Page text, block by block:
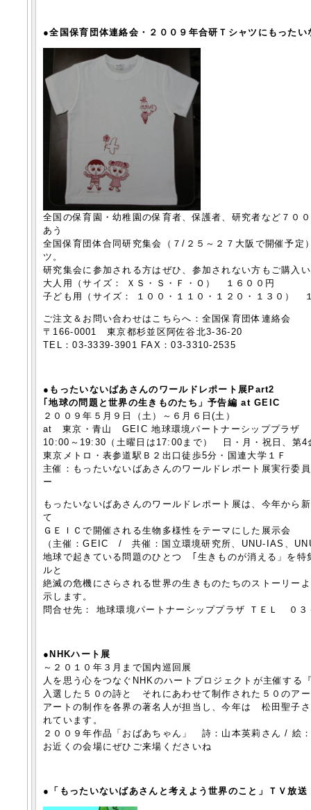
●全国保育団体連絡会・２００９年合研Ｔシャツにもったい
全国の保育園・幼稚園の保育者、保護者、研究者など７０
あう
全国保育団体合同研究集会（７/２５～２７大阪で開催予定
ツ。
研究集会に参加される方はぜひ、参加されない方もご購入
大人用（サイズ： ＸＳ・Ｓ・Ｆ・Ｏ） １６００円
子ども用（サイズ： １００・１１０・１２０・１３０）
ご注文＆お問い合わせはこちらへ：全国保育団体連絡会
〒166-0001 東京都杉並区阿佐谷北3-36-20
TEL：03-3339-3901 FAX：03-3310-2535
●もったいないばあさんのワールドレポート展Part2
｢地球の問題と世界の生きものたち」予告編 at GEIC
２００９年５月９日（土）～６月６日(土）
at 東京・青山 GEIC 地球環境パートナーシッププラザ
10:00～19:30（土曜日は17:00まで） 日・月・祝日、第4
東京メトロ・表参道駅Ｂ２出口徒歩5分・国連大学１Ｆ
主催：もったいないばあさんのワールドレポート展実行
ー
もったいないばあさんのワールドレポート展は、今年から
て
ＧＥＩＣで開催される生物多様性をテーマにした展示会
（主催：GEIC / 共催：国立環境研究所、UNU-IAS、
地球で起きている問題のひとつ ｢生きものが消える」を特
ルと
絶滅の危機にさらされる世界の生きものたちのストーリ
示します。
問合せ先： 地球環境パートナーシッププラザ ＴＥＬ ０３
●NHKハート展
～２０１０年３月まで国内巡回展
人を思う心をつなぐNHKのハートプロジェクトが主催する
入選した５０の詩と それにあわせて制作された５０のア
アートの制作を各界の著名人が担当し、今年は 松田聖子
れています。
２００９年作品「おばあちゃん」 詩：山本英莉さん / 絵
お近くの会場にぜひご来場くださいね
●「もったいないばあさんと考えよう世界のこと」ＴＶ放送